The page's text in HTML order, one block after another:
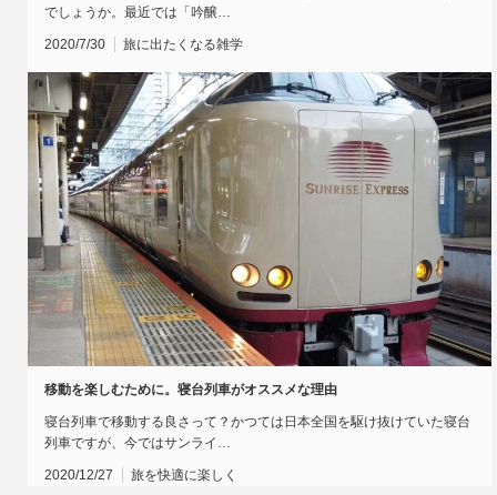
でしょうか。最近では「吟醸…
2020/7/30 旅に出たくなる雑学
移動を楽しむために。寝台列車がオススメな理由
寝台列車で移動する良さって？かつては日本全国を駆け抜けていた寝台
列車ですが、今ではサンライ…
2020/12/27 旅を快適に楽しく